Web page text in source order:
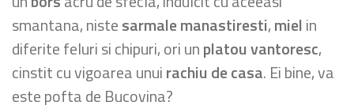
smantana, nistesarmale manastiresti,mielin
diferite feluri si chipuri, ori unplatou vantoresc,
cinstit cu vigoarea unuirachiu de casa. Ei bine, va
este pofta de Bucovina?